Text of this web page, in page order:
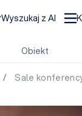
Wyszukaj z AI
Obiekt
/ Sale